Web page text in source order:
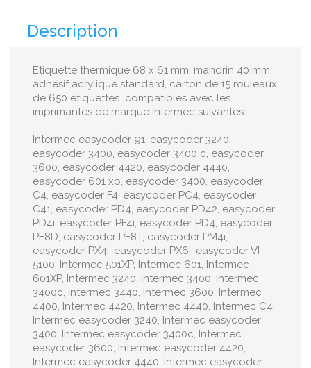
Description
Etiquette thermique 68 x 61 mm, mandrin 40 mm,
adhésif acrylique standard, carton de 15 rouleaux
de 650 étiquettes compatibles avec les
imprimantes de marque Intermec suivantes:
Intermec easycoder 91, easycoder 3240,
easycoder 3400, easycoder 3400 c, easycoder
3600, easycoder 4420, easycoder 4440,
easycoder 601 xp, easycoder 3400, easycoder
C4, easycoder F4, easycoder PC4, easycoder
C41, easycoder PD4, easycoder PD42, easycoder
PD4i, easycoder PF4i, easycoder PD4, easycoder
PF8D, easycoder PF8T, easycoder PM4i,
easycoder PX4i, easycoder PX6i, easycoder VI
5100, Intermec 501XP, Intermec 601, Intermec
601XP, Intermec 3240, Intermec 3400, Intermec
3400c, Intermec 3440, Intermec 3600, Intermec
4400, Intermec 4420, Intermec 4440, Intermec C4,
Intermec easycoder 3240, Intermec easycoder
3400, Intermec easycoder 3400c, Intermec
easycoder 3600, Intermec easycoder 4420,
Intermec easycoder 4440, Intermec easycoder